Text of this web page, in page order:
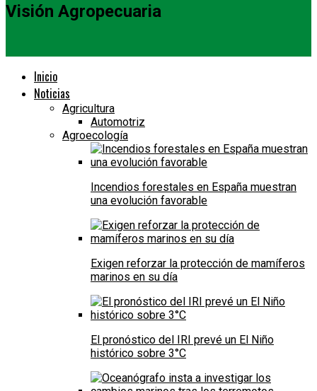
Visión Agropecuaria
Inicio
Noticias
Agricultura
Automotriz
Agroecología
Incendios forestales en España muestran
una evolución favorable
Exigen reforzar la protección de mamíferos
marinos en su día
El pronóstico del IRI prevé un El Niño
histórico sobre 3°C